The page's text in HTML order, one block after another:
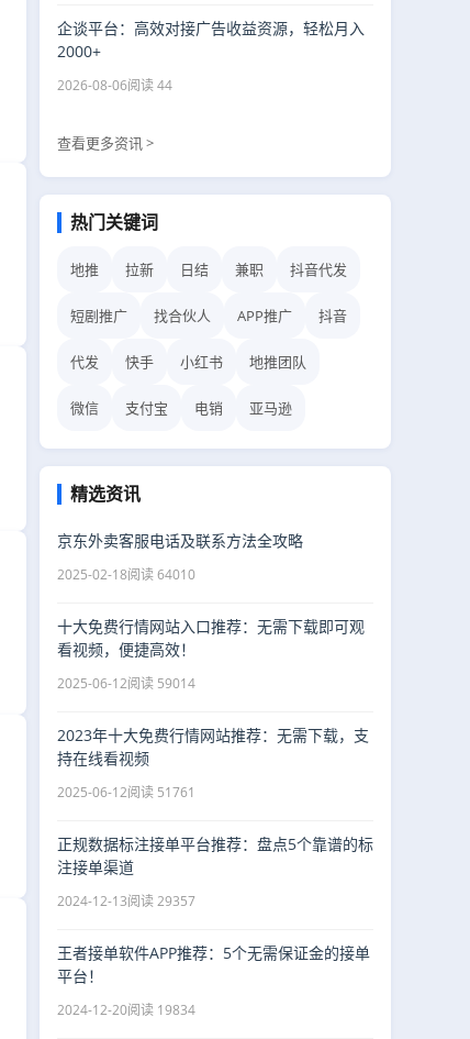
企谈平台：高效对接广告收益资源，轻松月入
2000+
2026-08-06阅读 44
查看更多资讯 >
热门关键词
地推 拉新 日结 兼职 抖音代发
短剧推广 找合伙人 APP推广 抖音
代发 快手 小红书 地推团队
微信 支付宝 电销 亚马逊
精选资讯
京东外卖客服电话及联系方法全攻略
2025-02-18阅读 64010
十大免费行情网站入口推荐：无需下载即可观
看视频，便捷高效！
2025-06-12阅读 59014
2023年十大免费行情网站推荐：无需下载，支
持在线看视频
2025-06-12阅读 51761
正规数据标注接单平台推荐：盘点5个靠谱的标
注接单渠道
2024-12-13阅读 29357
王者接单软件APP推荐：5个无需保证金的接单
平台！
2024-12-20阅读 19834